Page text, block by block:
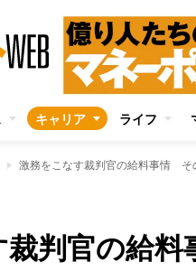
キャリア ライフ
裁判官の給